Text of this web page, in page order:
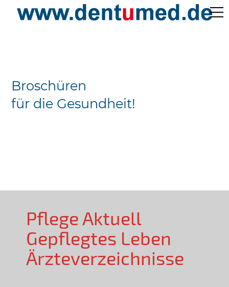
Ärzteverzeichnisse
Broschüren
für die Gesundheit!
Pflege Aktuell
Gepflegtes Leben
Ärzteverzeichnisse